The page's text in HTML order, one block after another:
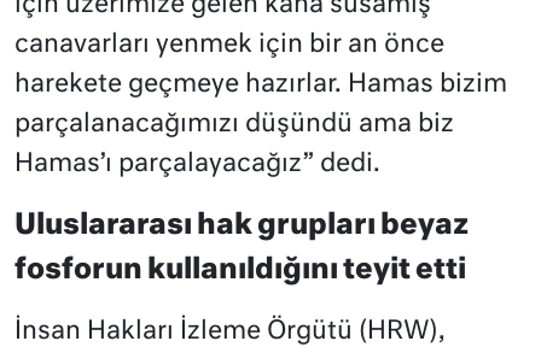
için üzerimize gelen kana susamış
canavarları yenmek için bir an önce
harekete geçmeye hazırlar. Hamas bizim
parçalanacağımızı düşündü ama biz
Hamas’ı parçalayacağız” dedi.
Uluslararası hak grupları beyaz
fosforun kullanıldığını teyit etti
İnsan Hakları İzleme Örgütü (HRW),